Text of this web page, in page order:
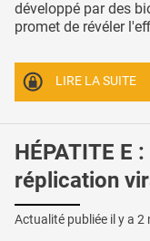
développé par des
promet de révéler
LIRE LA SUITE
HÉPATITE E
réplication
Actualité publiée il y a 2